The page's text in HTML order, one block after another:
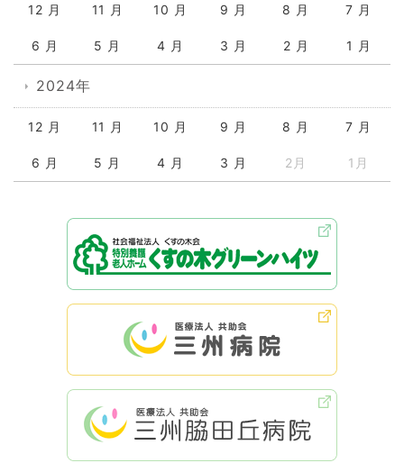
12 月 11 月 10 月 9 月 8 月 7 月
6 月 5 月 4 月 3 月 2 月 1 月
2024年
12 月 11 月 10 月 9 月 8 月 7 月
6 月 5 月 4 月 3 月 2月 1月